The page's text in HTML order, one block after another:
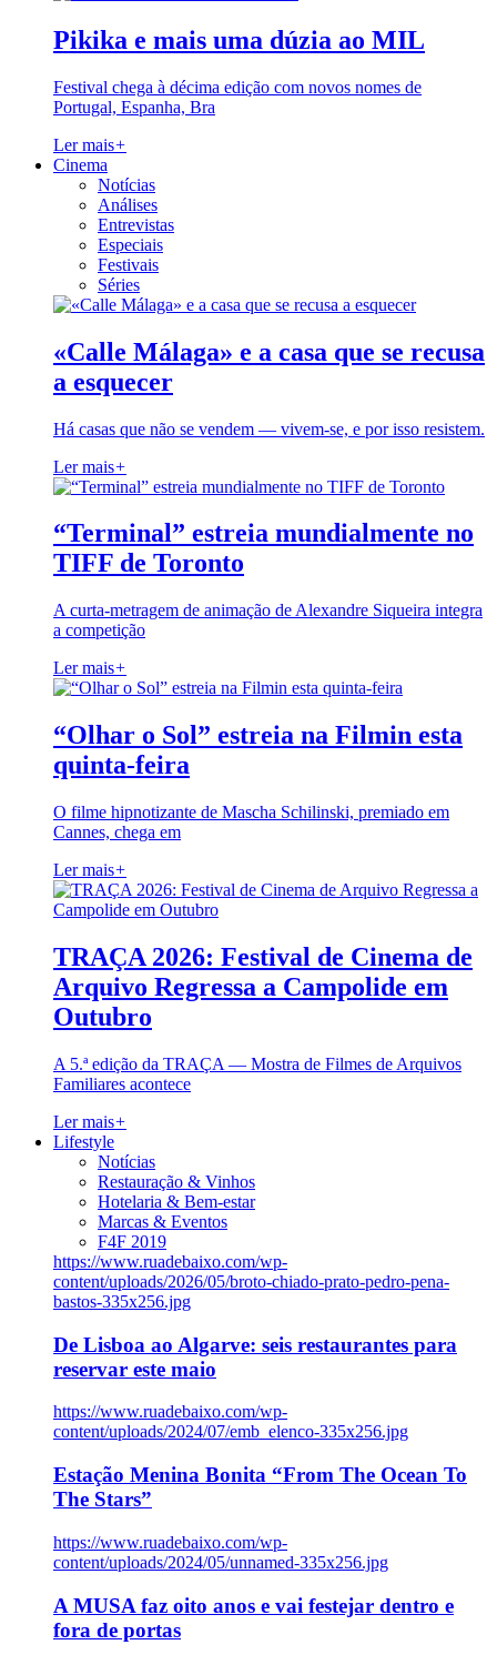
Pikika e mais uma dúzia ao MIL
Festival chega à décima edição com novos nomes de
Portugal, Espanha, Bra
Ler mais+
Cinema
Notícias
Análises
Entrevistas
Especiais
Festivais
Séries
«Calle Málaga» e a casa que se recusa
a esquecer
Há casas que não se vendem — vivem-se, e por isso resistem.
Ler mais+
“Terminal” estreia mundialmente no
TIFF de Toronto
A curta-metragem de animação de Alexandre Siqueira integra
a competição
Ler mais+
“Olhar o Sol” estreia na Filmin esta
quinta-feira
O filme hipnotizante de Mascha Schilinski, premiado em
Cannes, chega em
Ler mais+
TRAÇA 2026: Festival de Cinema de
Arquivo Regressa a Campolide em
Outubro
A 5.ª edição da TRAÇA — Mostra de Filmes de Arquivos
Familiares acontece
Ler mais+
Lifestyle
Notícias
Restauração & Vinhos
Hotelaria & Bem-estar
Marcas & Eventos
F4F 2019
https://www.ruadebaixo.com/wp-
content/uploads/2026/05/broto-chiado-prato-pedro-pena-
bastos-335x256.jpg
De Lisboa ao Algarve: seis restaurantes para
reservar este maio
https://www.ruadebaixo.com/wp-
content/uploads/2024/07/emb_elenco-335x256.jpg
Estação Menina Bonita “From The Ocean To
The Stars”
https://www.ruadebaixo.com/wp-
content/uploads/2024/05/unnamed-335x256.jpg
A MUSA faz oito anos e vai festejar dentro e
fora de portas